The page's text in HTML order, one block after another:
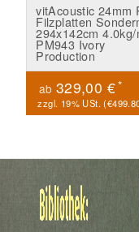
vitAcoustic 24mm
Filzplatten
294x142cm 4.0kg/
PM943 Ivory
Production
ab 329,00 €*
zzgl. 19% USt. (